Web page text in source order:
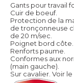
Gants pour travail
Cuir de boeuf.
Protection de la
de tronçonneuse
de 20 m/sec.
Poignet bord côte.
Renforts paume.
Conformes aux
(main gauche).
Sur cavalier. Voir